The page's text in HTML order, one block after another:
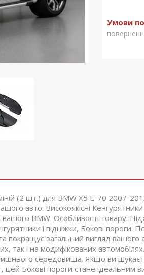
(2 шт.) для BMW X5 E-70 2007-
авто. Високоякісні Кенгурятники
BMW. Особливості товару:
і підніжки, Бокові пороги.
та покращує загальний вигляд вашого
так і на модифікованих
середовища. Якщо ви
цей Бокові пороги стане ідеальним